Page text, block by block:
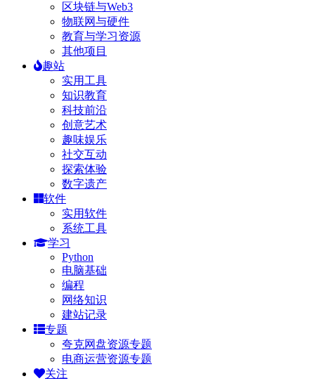
区块链与Web3
物联网与硬件
教育与学习资源
其他项目
趣站
实用工具
知识教育
科技前沿
创意艺术
趣味娱乐
社交互动
探索体验
数字遗产
软件
实用软件
系统工具
学习
Python
电脑基础
编程
网络知识
建站记录
专题
夸克网盘资源专题
电商运营资源专题
关注